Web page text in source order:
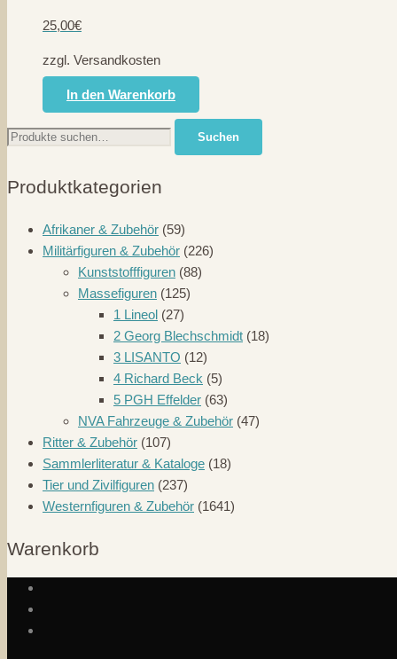
25,00€
zzgl. Versandkosten
In den Warenkorb
Suche
nach:
Suchen
Produktkategorien
Afrikaner & Zubehör (59)
Militärfiguren & Zubehör (226)
Kunststofffiguren (88)
Massefiguren (125)
1 Lineol (27)
2 Georg Blechschmidt (18)
3 LISANTO (12)
4 Richard Beck (5)
5 PGH Effelder (63)
NVA Fahrzeuge & Zubehör (47)
Ritter & Zubehör (107)
Sammlerliteratur & Kataloge (18)
Tier und Zivilfiguren (237)
Westernfiguren & Zubehör (1641)
Warenkorb